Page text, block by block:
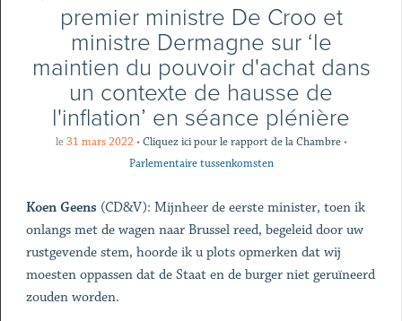
premier ministre De Croo et
ministre Dermagne sur ‘le
maintien du pouvoir d'achat dans
un contexte de hausse de
l'inflation’ en séance plénière
le 31 mars 2022 •Cliquez ici pour le rapport de la Chambre •
Parlementaire tussenkomsten
Koen Geens (CD&V): Mijnheer de eerste minister, toen ik
onlangs met de wagen naar Brussel reed, begeleid door uw
rustgevende stem, hoorde ik u plots opmerken dat wij
moesten oppassen dat de Staat en de burger niet geruïneerd
zouden worden.